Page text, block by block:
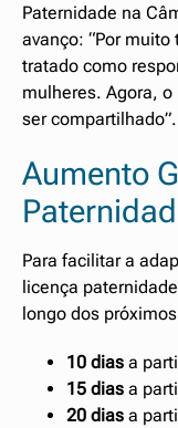
Paternidade na
avanço: “Por
tratado como
mulheres. Agora,
ser compartilhado”.
Aumento
Para facilitar a
licença
longo dos
10 dias a
15 dias a
20 dias a